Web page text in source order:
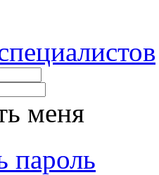
меня
пароль